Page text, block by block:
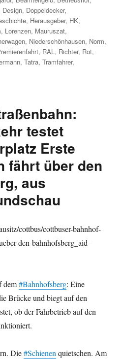
Design, Doppeldecker,
, Herausgeber, HK,
, Lorenzen, Mauruszat,
, Niederschönhausen, Norm,
, RAL, Richter, Rot,
,Tatra,Tramfahrer,
testet
Erste
fährt über den
aus
cottbus/cottbuser-bahnhof-
den-bahnhofsberg_aid-
dem#Bahnhofsberg: Eine
Brücke und biegt auf den
ob der Fahrbetrieb auf den
Die#Schienenquietschen. Am